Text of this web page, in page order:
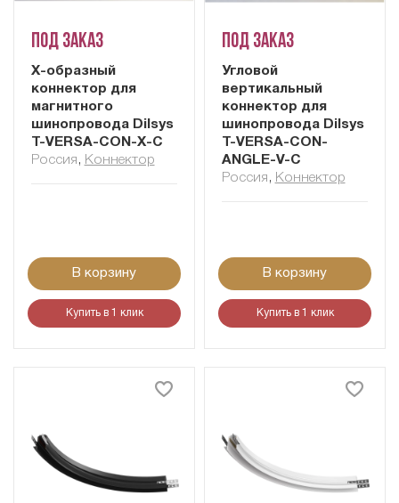
Под заказ
X-образный
коннектор для
магнитного
шинопровода Dilsys
T-VERSA-CON-X-C
Россия , Коннектор
В корзину
Купить в 1 клик
Под заказ
Угловой
вертикальный
коннектор для
шинопровода Dilsys
T-VERSA-CON-
ANGLE-V-C
Россия , Коннектор
В корзину
Купить в 1 клик